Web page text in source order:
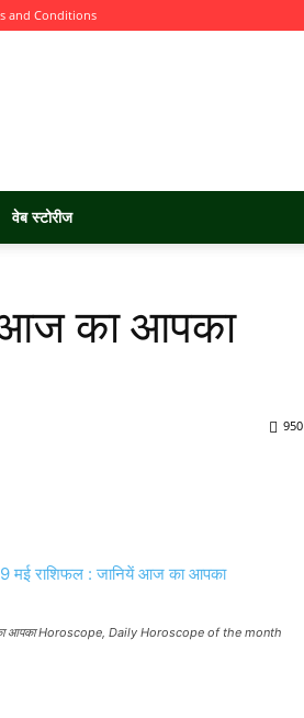
and Conditions
वेब स्टोरीज
आज का आपका
950
आपका Horoscope, Daily Horoscope of the month